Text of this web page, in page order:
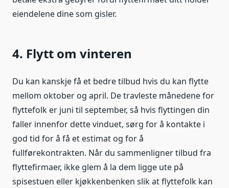
eiendelene dine som gisler.
4. Flytt om vinteren
Du kan kanskje få et bedre tilbud hvis du kan flytte
mellom oktober og april. De travleste månedene for
flyttefolk er juni til september, så hvis flyttingen din
faller innenfor dette vinduet, sørg for å kontakte i
god tid for å få et estimat og for å
fullførekontrakten. Når du sammenligner tilbud fra
flyttefirmaer, ikke glem å la dem ligge ute på
spisestuen eller kjøkkenbenken slik at flyttefolk kan